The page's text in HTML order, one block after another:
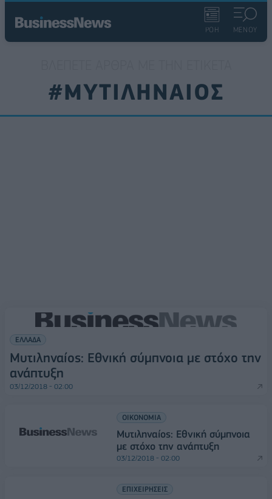
ΡΟΗ ΜΕΝΟΥ
#ΜΥΤΙΛΗΝΑΙΟΣ
ΕΛΛΑΔΑ
Μυτιληναίος: Εθνική σύμπνοια με στόχο την
ανάπτυξη
03/12/2018 - 02:00
ΟΙΚΟΝΟΜΙΑ
Μυτιληναίος: Εθνική σύμπνοια
με στόχο την ανάπτυξη
03/12/2018 - 02:00
ΕΠΙΧΕΙΡΗΣΕΙΣ